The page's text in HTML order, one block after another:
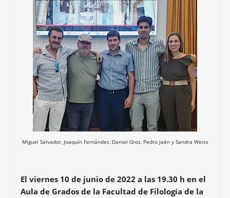
Miguel Salvador, Joaquín Fernández, Daniel Groz, Pedro Jaén y Sandra Weiss
El viernes 10 de junio de 2022 a las 19.30 h en el
Aula de Grados de la Facultad de Filología de la